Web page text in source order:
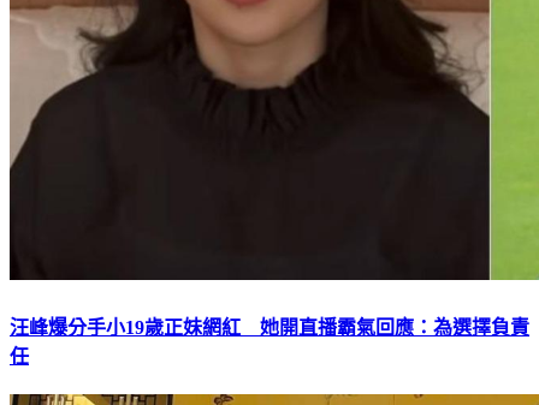
汪峰爆分手小19歲正妹網紅 她開直播霸氣回應：為選擇負責
任